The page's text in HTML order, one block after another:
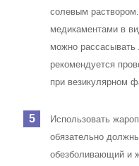
солевым
медикаментами в
можно рассасывать
рекомендуется
при везикулярном
Использовать
обязательно
обезболивающий и